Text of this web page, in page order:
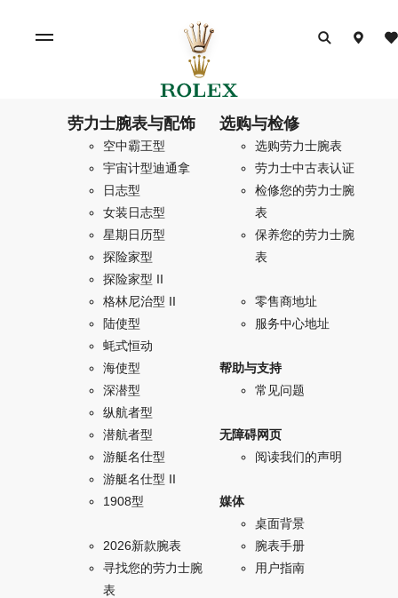
劳力士腕表与配饰
空中霸王型
宇宙计型迪通拿
日志型
女装日志型
星期日历型
探险家型
探险家型 II
格林尼治型 II
陆使型
蚝式恒动
海使型
深潜型
纵航者型
潜航者型
游艇名仕型
游艇名仕型 II
1908型
2026新款腕表
寻找您的劳力士腕
表
选购与检修
选购劳力士腕表
劳力士中古表认证
检修您的劳力士腕
表
保养您的劳力士腕
表
零售商地址
服务中心地址
帮助与支持
常见问题
无障碍网页
阅读我们的声明
媒体
桌面背景
腕表手册
用户指南